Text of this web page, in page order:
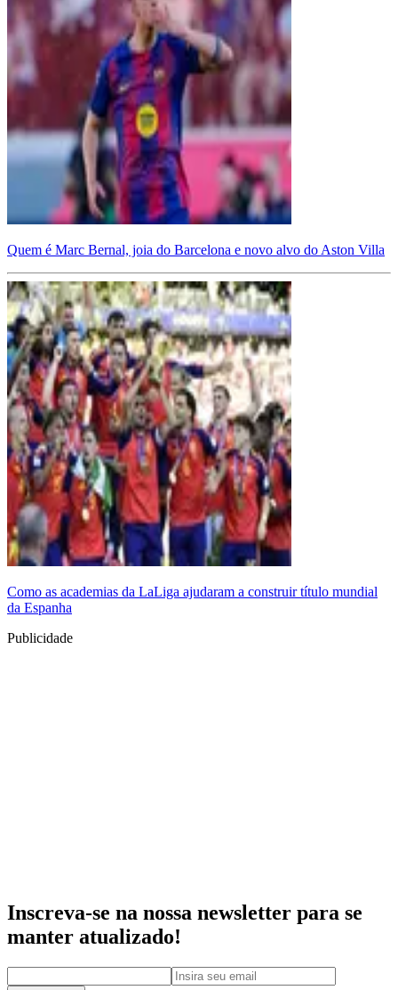
Quem é Marc Bernal, joia do Barcelona e novo alvo do Aston Villa
Como as academias da LaLiga ajudaram a construir título mundial
da Espanha
Publicidade
Inscreva-se na nossa newsletter para se
manter atualizado!